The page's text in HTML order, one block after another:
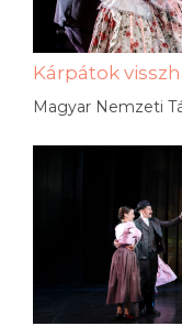
Kárpátok
Magyar Nemzeti